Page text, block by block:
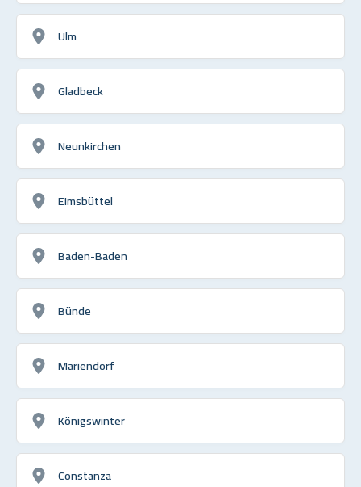
Ulm
Gladbeck
Neunkirchen
Eimsbüttel
Baden-Baden
Bünde
Mariendorf
Königswinter
Constanza